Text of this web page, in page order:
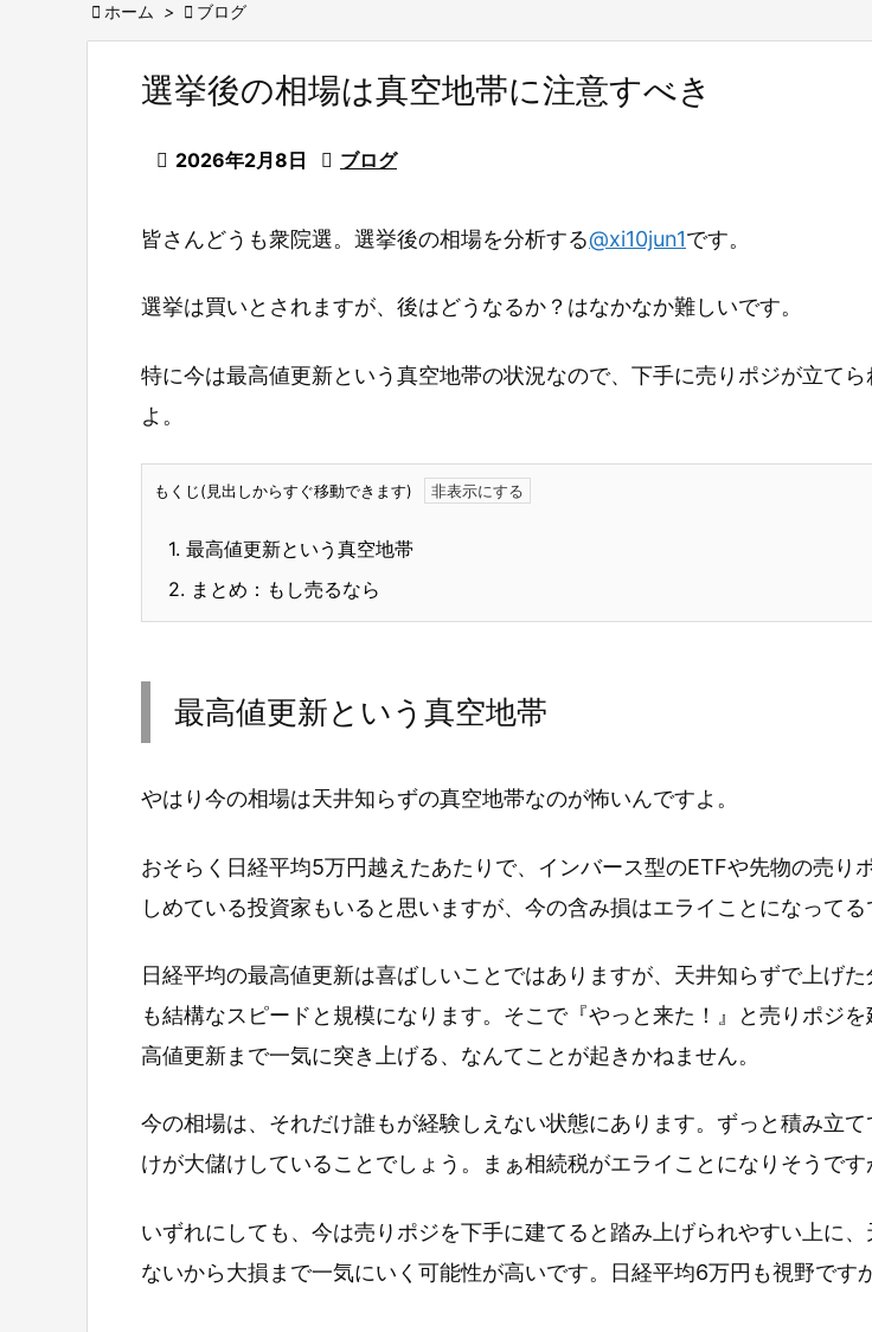
 ホーム >  ブログ
選挙後の相場は真空地帯に注意すべき
 2026年2月8日  ブログ
皆さんどうも衆院選。選挙後の相場を分析する@xi10jun1です。
選挙は買いとされますが、後はどうなるか？はなかなか難しいです。
特に今は最高値更新という真空地帯の状況なので、下手に売りポジが立て
よ。
もくじ(見出しからすぐ移動できます)
1. 最高値更新という真空地帯
2. まとめ：もし売るなら
最高値更新という真空地帯
やはり今の相場は天井知らずの真空地帯なのが怖いんですよ。
おそらく日経平均5万円越えたあたりで、インバース型のETFや先物の売り
しめている投資家もいると思いますが、今の含み損はエライことになってる
日経平均の最高値更新は喜ばしいことではありますが、天井知らずで上げた
も結構なスピードと規模になります。そこで『やっと来た！』と売りポジを
高値更新まで一気に突き上げる、なんてことが起きかねません。
今の相場は、それだけ誰もが経験しえない状態にあります。ずっと積み立
けが大儲けしていることでしょう。まぁ相続税がエライことになりそうです
いずれにしても、今は売りポジを下手に建てると踏み上げられやすい上に、
ないから大損まで一気にいく可能性が高いです。日経平均6万円も視野です